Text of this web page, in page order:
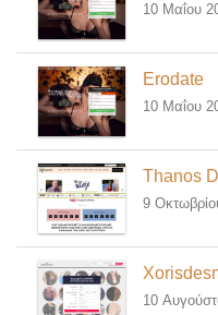
10 Μαΐου
Erodate
10 Μαΐου
Thanos
9
10